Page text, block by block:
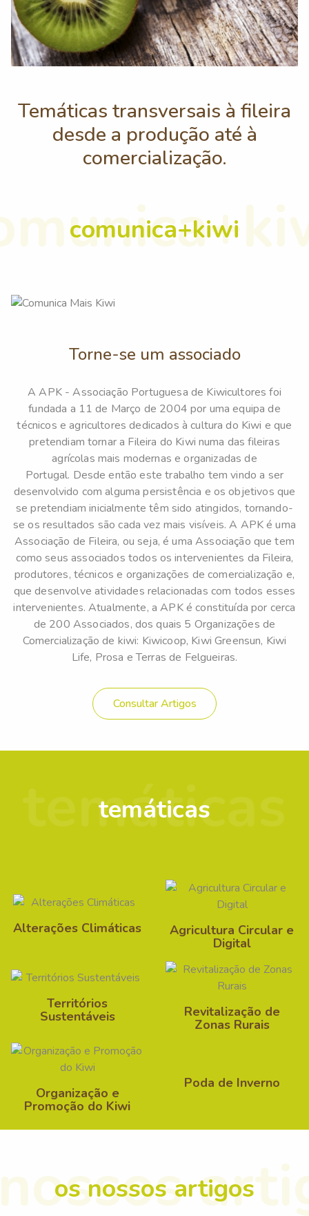
Temáticas transversais à fileira
desde a produção até à
comercialização.
comunica+kiwi
Torne-se um associado
A APK - Associação Portuguesa de Kiwicultores foi
fundada a 11 de Março de 2004 por uma equipa de
técnicos e agricultores dedicados à cultura do Kiwi e que
pretendiam tornar a Fileira do Kiwi numa das fileiras
agrícolas mais modernas e organizadas de
Portugal. Desde então este trabalho tem vindo a ser
desenvolvido com alguma persistência e os objetivos que
se pretendiam inicialmente têm sido atingidos, tornando-
se os resultados são cada vez mais visíveis. A APK é uma
Associação de Fileira, ou seja, é uma Associação que tem
como seus associados todos os intervenientes da Fileira,
produtores, técnicos e organizações de comercialização e,
que desenvolve atividades relacionadas com todos esses
intervenientes. Atualmente, a APK é constituída por cerca
de 200 Associados, dos quais 5 Organizações de
Comercialização de kiwi: Kiwicoop, Kiwi Greensun, Kiwi
Life, Prosa e Terras de Felgueiras.
Consultar Artigos
temáticas
Alterações Climáticas Agricultura Circular e
Digital
Territórios
Sustentáveis Revitalização de
Zonas Rurais
Organização e
Promoção do Kiwi
Poda de Inverno
os nossos artigos